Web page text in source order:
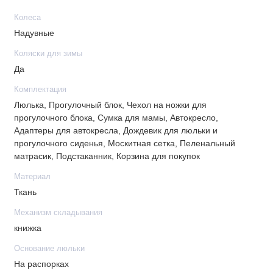
Ручка переноска спального блока: да
Положение спинки сидения для сна: да
Перестановка положения блока (по ходу движения /
Амортизация колес: коленчатая амортизация 2-х
колёс
Фиксация передних колес: да
Тип колес: надувные
Поворотные колеса: да
Колеса
Надувные
Коляски для зимы
Да
Комплектация
Люлька, Прогулочный блок, Чехол на ножки для
прогулочного блока, Сумка для мамы, Автокресло,
Адаптеры для автокресла, Дождевик для люльки и
прогулочного сиденья, Москитная сетка, Пеленальный
матрасик, Подстаканник, Корзина для покупок
Материал
Ткань
Механизм складывания
книжка
Основание люльки
На распорках